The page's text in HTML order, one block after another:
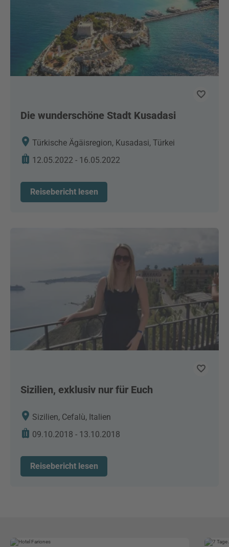
Die wunderschöne Stadt Kusadasi
Türkische Ägäisregion, Kusadasi, Türkei
12.05.2022 - 16.05.2022
Reisebericht lesen
Sizilien, exklusiv nur für Euch
Sizilien, Cefalù, Italien
09.10.2018 - 13.10.2018
Reisebericht lesen